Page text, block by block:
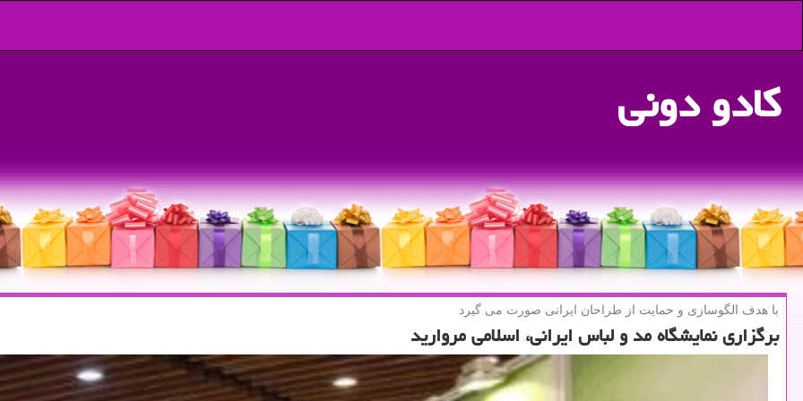
كادو دونی
با هدف الگوسازی و حمایت از طراحان ایرانی صورت می گیرد
برگزاری نمایشگاه مد و لباس ایرانی، اسلامی مروارید